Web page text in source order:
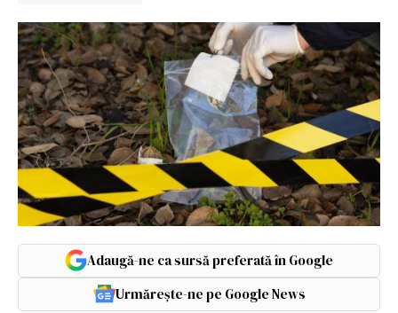
Adaugă-ne ca sursă preferată în Google
Urmărește-ne pe Google News